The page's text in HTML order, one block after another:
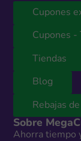
Cupones
Cupones -
Tiendas
Blog
Rebajas
Sobre
Ahorra tiempo